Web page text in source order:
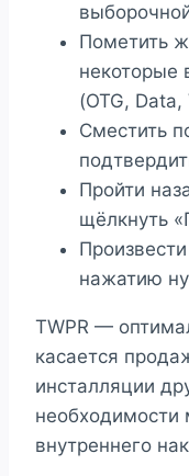
Пометить
некоторые
(OTG,
Сместить
Пройти
щёлкнуть
нажатию
TWPR —
касается
инсталляции
внутреннего